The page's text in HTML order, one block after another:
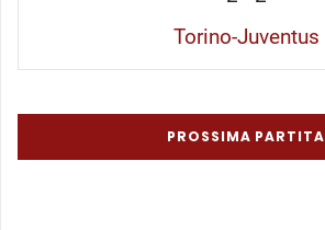
Torino-Juventus
PROSSIMA PARTITA